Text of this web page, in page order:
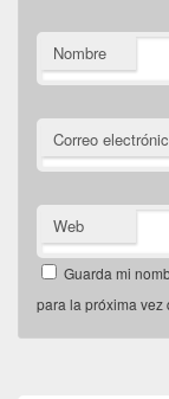
Nombre
Correo
Web
Guarda mi
para la próxima vez